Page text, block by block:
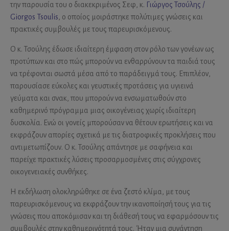
την παρουσία του ο διακεκριμένος Σεφ, κ. Γιώργος Τσούλης /
Giorgos Tsoulis, ο οποίος μοιράστηκε πολύτιμες γνώσεις και
πρακτικές συμβουλές με τους παρευρισκόμενους.
Ο κ. Τσούλης έδωσε ιδιαίτερη έμφαση στον ρόλο των γονέων ως
προτύπων και στο πώς μπορούν να ενθαρρύνουν τα παιδιά τους
να τρέφονται σωστά μέσα από το παράδειγμά τους. Επιπλέον,
παρουσίασε εύκολες και γευστικές προτάσεις για υγιεινά
γεύματα και σνακ, που μπορούν να ενσωματωθούν στο
καθημερινό πρόγραμμα μιας οικογένειας χωρίς ιδιαίτερη
δυσκολία. Ενώ οι γονείς μπορούσαν να θέτουν ερωτήσεις και να
εκφράζουν απορίες σχετικά με τις διατροφικές προκλήσεις που
αντιμετωπίζουν. Ο κ. Τσούλης απάντησε με σαφήνεια και
παρείχε πρακτικές λύσεις προσαρμοσμένες στις σύγχρονες
οικογενειακές συνθήκες.
Η εκδήλωση ολοκληρώθηκε σε ένα ζεστό κλίμα, με τους
παρευρισκόμενους να εκφράζουν την ικανοποίησή τους για τις
γνώσεις που αποκόμισαν και τη διάθεσή τους να εφαρμόσουν τις
συμβουλές στην καθημερινότητά τους. Ήταν μια συνάντηση